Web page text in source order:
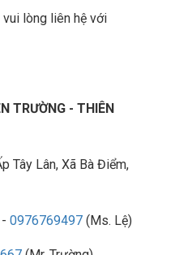
lòng liên hệ với
TRƯỜNG - THIÊN
Tây Lân, Xã Bà Điểm,
- 0976769497 (Ms. Lệ)